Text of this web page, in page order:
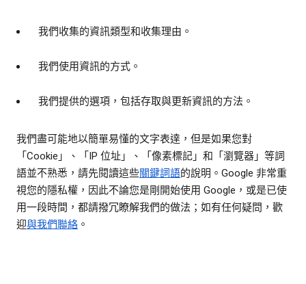
我們收集的資訊類型和收集理由。
我們使用資訊的方式。
我們提供的選項，包括存取與更新資訊的方法。
我們盡可能地以簡單易懂的文字表達，但是如果您對
「Cookie」、「IP 位址」、「像素標記」和「瀏覽器」等詞
語並不熟悉，請先閱讀這些關鍵詞語的說明。Google 非常重
視您的隱私權，因此不論您是剛開始使用 Google，或是已使
用一段時間，都請撥冗瞭解我們的做法；如有任何疑問，歡
迎與我們聯絡 。